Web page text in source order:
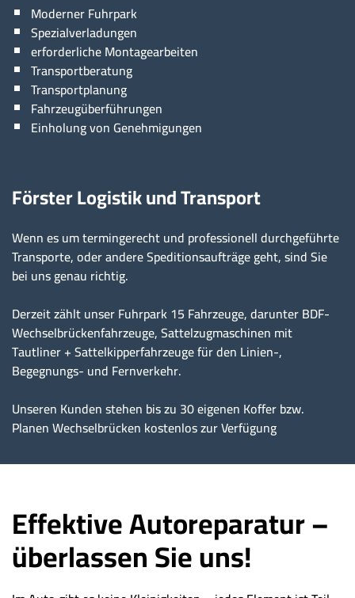
Moderner Fuhrpark
Spezialverladungen
erforderliche Montagearbeiten
Transportberatung
Transportplanung
Fahrzeugüberführungen
Einholung von Genehmigungen
Förster Logistik und Transport
Wenn es um termingerecht und professionell durchgeführte
Transporte, oder andere Speditionsaufträge geht, sind Sie
bei uns genau richtig.
Derzeit zählt unser Fuhrpark 15 Fahrzeuge, darunter BDF-
Wechselbrückenfahrzeuge, Sattelzugmaschinen mit
Tautliner + Sattelkipperfahrzeuge für den Linien-,
Begegnungs- und Fernverkehr.
Unseren Kunden stehen bis zu 30 eigenen Koffer bzw.
Planen Wechselbrücken kostenlos zur Verfügung
Effektive Autoreparatur –
überlassen Sie uns!